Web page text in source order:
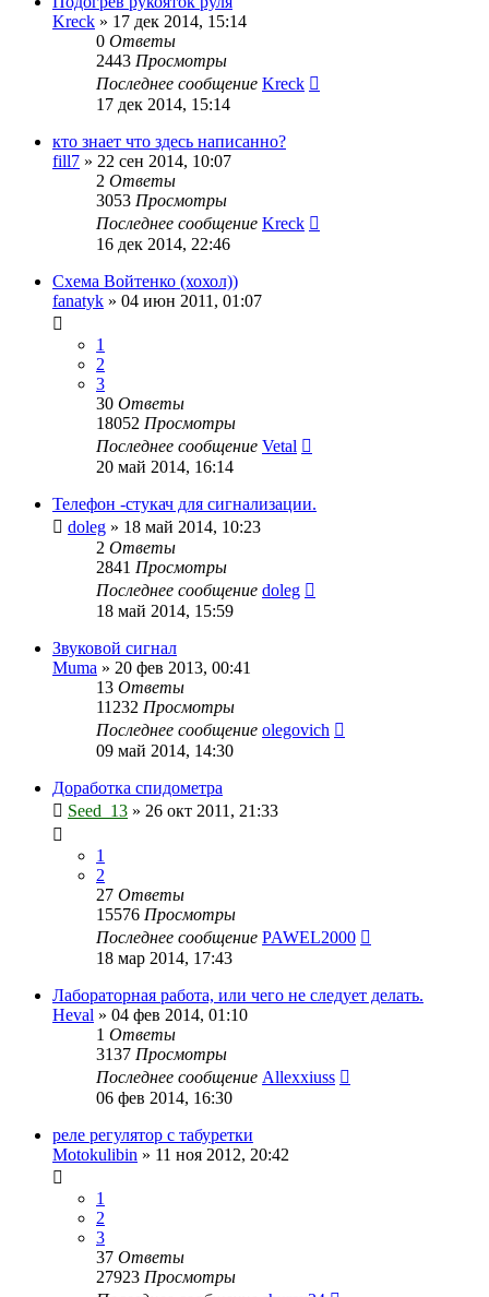
Kreck » 17 дек 2014, 15:14
0 Ответы
2443 Просмотры
Последнее сообщение Kreck
17 дек 2014, 15:14
кто знает что здесь написанно?
fill7 » 22 сен 2014, 10:07
2 Ответы
3053 Просмотры
Последнее сообщение Kreck
16 дек 2014, 22:46
Схема Войтенко (хохол))
fanatyk » 04 июн 2011, 01:07
1
2
3
30 Ответы
18052 Просмотры
Последнее сообщение Vetal
20 май 2014, 16:14
Телефон -стукач для сигнализации.
doleg » 18 май 2014, 10:23
2 Ответы
2841 Просмотры
Последнее сообщение doleg
18 май 2014, 15:59
Звуковой сигнал
Muma » 20 фев 2013, 00:41
13 Ответы
11232 Просмотры
Последнее сообщение olegovich
09 май 2014, 14:30
Доработка спидометра
Seed_13 » 26 окт 2011, 21:33
1
2
27 Ответы
15576 Просмотры
Последнее сообщение PAWEL2000
18 мар 2014, 17:43
Лабораторная работа, или чего не следует делать.
Heval » 04 фев 2014, 01:10
1 Ответы
3137 Просмотры
Последнее сообщение Allexxiuss
06 фев 2014, 16:30
реле регулятор с табуретки
Motokulibin » 11 ноя 2012, 20:42
1
2
3
37 Ответы
27923 Просмотры